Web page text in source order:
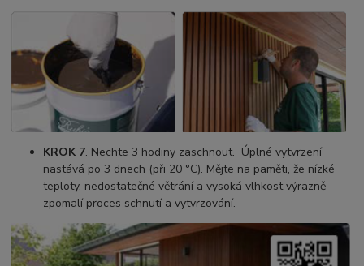
KROK 7. Nechte 3 hodiny zaschnout. Úplné vytvrzení
nastává po 3 dnech (při 20 °C). Mějte na paměti, že nízké
teploty, nedostatečné větrání a vysoká vlhkost výrazně
zpomalí proces schnutí a vytvrzování.